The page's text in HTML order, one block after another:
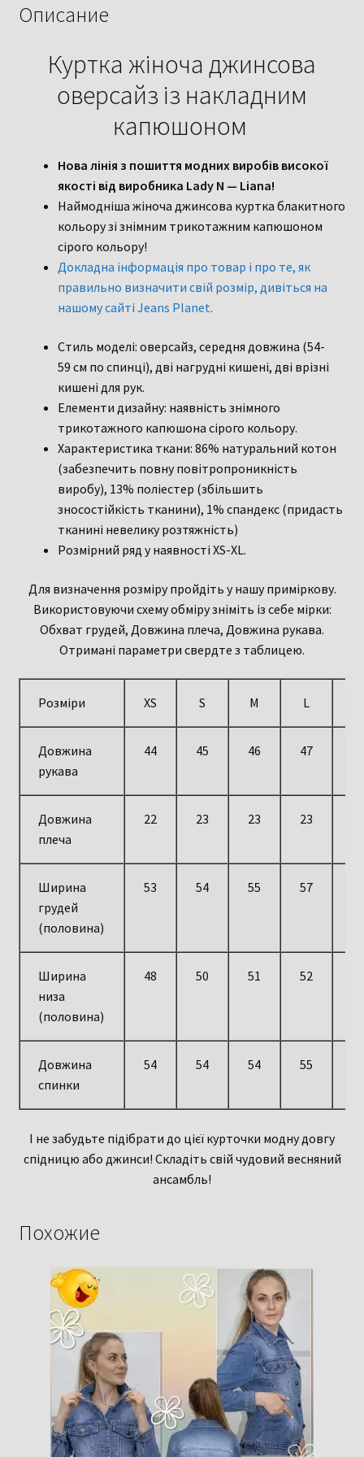
капюшоном
Описание
Куртка жіноча джинсова
оверсайз із накладним
капюшоном
Нова лінія з пошиття модних виробів високої
якості від виробника Lady N — Liana!
Наймодніша жіноча джинсова куртка блакитного
кольору зі знімним трикотажним капюшоном
сірого кольору!
Докладна інформація про товар і про те, як
правильно визначити свій розмір, дивіться на
нашому сайті Jeans Planet.
Стиль моделі: оверсайз, середня довжина (54-
59 см по спинці), дві нагрудні кишені, дві врізні
кишені для рук.
Елементи дизайну: наявність знімного
трикотажного капюшона сірого кольору.
Характеристика ткани: 86% натуральний котон
(забезпечить повну повітропроникність
виробу), 13% поліестер (збільшить
зносостійкість тканини), 1% спандекс (придасть
тканині невелику розтяжність)
Розмірний ряд у наявності XS-XL.
Для визначення розміру пройдіть у нашу приміркову.
Використовуючи схему обміру зніміть із себе мірки:
Обхват грудей, Довжина плеча, Довжина рукава.
Отримані параметри свердте з таблицею.
Розміри XS S M L
Довжина
рукава
44 45 46 47
Довжина
плеча
22 23 23 23
Ширина
грудей
(половина)
53 54 55 57
Ширина
низа
(половина)
48 50 51 52
Довжина
спинки
54 54 54 55
І не забудьте підібрати до цієї курточки модну довгу
спідницю або джинси! Складіть свій чудовий весняний
ансамбль!
Похожие